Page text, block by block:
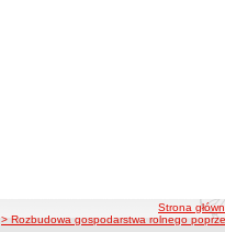
ścieżka
Strona
> Rozbudowa gospodarstwa rolnego